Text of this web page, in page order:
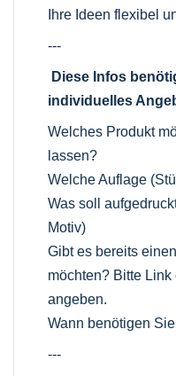
Ihre Ideen flexibel
---
Diese Infos
individuelles
Welches Produkt
lassen?
Welche Auflage
Was soll
Motiv)
Gibt es bereits
möchten? Bitte
angeben.
Wann benötigen
---